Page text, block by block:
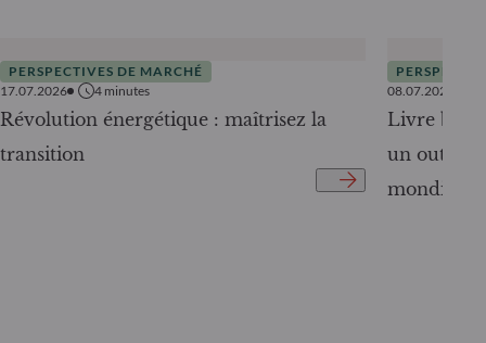
PERSPECTIVES DE MARCHÉ
17.07.2026
4 minutes
Révolution énergétique : maîtrisez la
transition
08.07.2026
Livre
un outil
mondiale